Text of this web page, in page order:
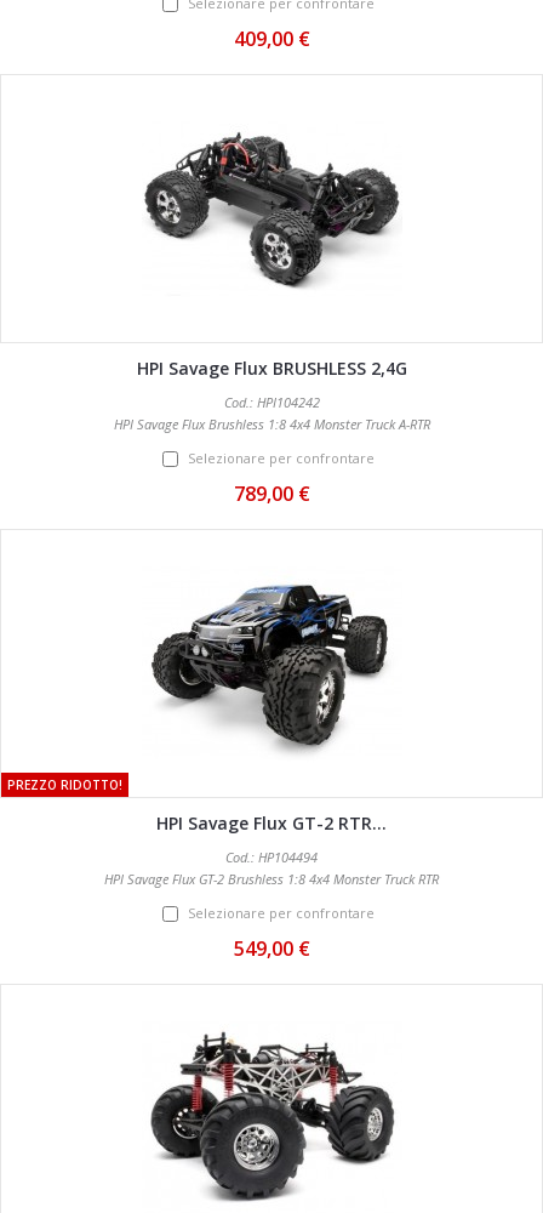
409,00 €
HPI Savage Flux BRUSHLESS 2,4G
Cod.: HPI104242
HPI Savage Flux Brushless 1:8 4x4 Monster Truck A-RTR
Selezionare per confrontare
789,00 €
PREZZO RIDOTTO!
HPI Savage Flux GT-2 RTR...
Cod.: HP104494
HPI Savage Flux GT-2 Brushless 1:8 4x4 Monster Truck RTR
Selezionare per confrontare
549,00 €